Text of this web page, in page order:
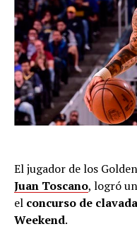
El jugador de los
Juan Toscano, logró
el concurso de
Weekend.